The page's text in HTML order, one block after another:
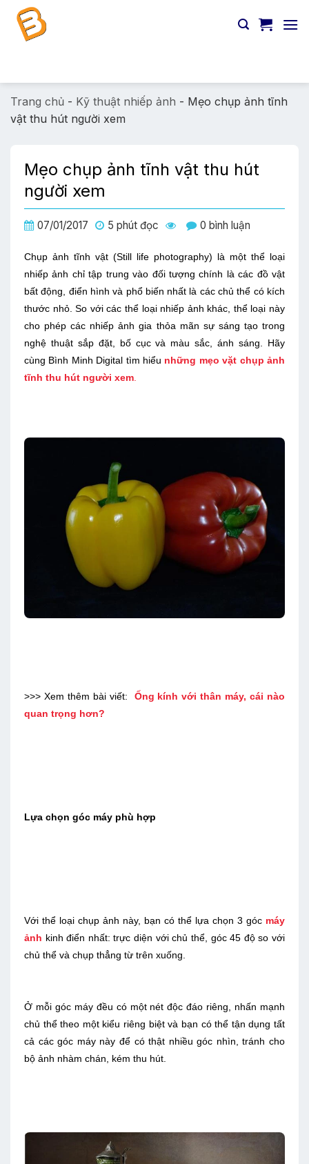
Chuyển
đến
Trang chủ - Kỹ thuật nhiếp ảnh - Mẹo chụp ảnh tĩnh
vật thu hút người xem
Mẹo chụp ảnh tĩnh vật thu hút
người xem
07/01/2017 5 phút đọc 0 bình luận
Chụp ảnh tĩnh vật (Still life photography) là một thể loại
nhiếp ảnh chỉ tập trung vào đối tượng chính là các đồ vật
bất động, điển hình và phổ biến nhất là các chủ thể có kích
thước nhỏ. So với các thể loại nhiếp ảnh khác, thể loại này
cho phép các nhiếp ảnh gia thỏa mãn sự sáng tạo trong
nghệ thuật sắp đặt, bố cục và màu sắc, ánh sáng. Hãy
cùng Bình Minh Digital tìm hiểu những mẹo vặt chụp ảnh
tĩnh thu hút người xem
>>> Xem thêm bài viết:
Ống kính với thân máy, cái nào
quan trọng hơn?
Lựa chọn góc máy phù hợp
Với thể loại chụp ảnh này, bạn có thể lựa chọn 3 góc máy
ảnh kinh điển nhất: trực diện với chủ thể, góc 45 độ so với
chủ thể và chụp thẳng từ trên xuống.
Ở mỗi góc máy đều có một nét độc đáo riêng, nhấn mạnh
chủ thể theo một kiểu riêng biệt và bạn có thể tận dụng tất
cả các góc máy này để có thật nhiều góc nhìn, tránh cho
bộ ảnh nhàm chán, kém thu hút.